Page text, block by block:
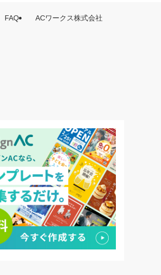
FAQ ACワークス株式会社